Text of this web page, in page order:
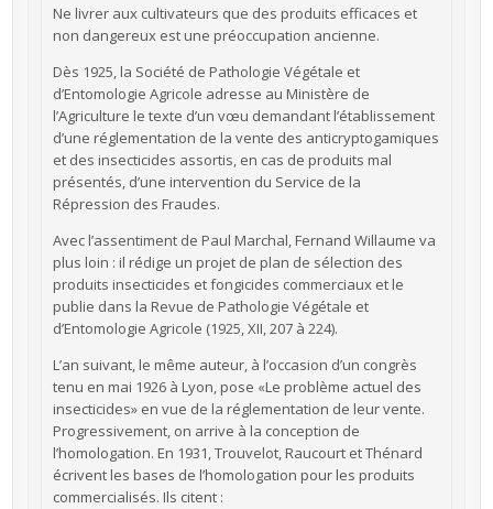
Ne livrer aux cultivateurs que des produits efficaces et
non dangereux est une préoccupation ancienne.
Dès 1925, la Société de Pathologie Végétale et
d’Entomologie Agricole adresse au Ministère de
l’Agriculture le texte d’un vœu demandant l’établissement
d’une réglementation de la vente des anticryptogamiques
et des insecticides assortis, en cas de produits mal
présentés, d’une intervention du Service de la
Répression des Fraudes.
Avec l’assentiment de Paul Marchal, Fernand Willaume va
plus loin : il rédige un projet de plan de sélection des
produits insecticides et fongicides commerciaux et le
publie dans la Revue de Pathologie Végétale et
d’Entomologie Agricole (1925, XII, 207 à 224).
L’an suivant, le même auteur, à l’occasion d’un congrès
tenu en mai 1926 à Lyon, pose «Le problème actuel des
insecticides» en vue de la réglementation de leur vente.
Progressivement, on arrive à la conception de
l’homologation. En 1931, Trouvelot, Raucourt et Thénard
écrivent les bases de l’homologation pour les produits
commercialisés. Ils citent :